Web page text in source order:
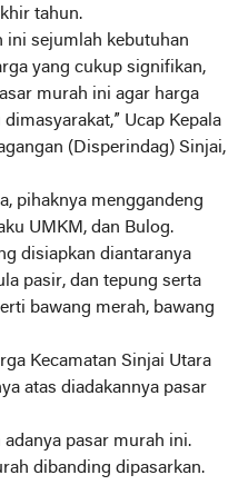
tahun.
ini sejumlah kebutuhan
yang cukup signifikan,
murah ini agar harga
Ucap Kepala
(Disperindag) Sinjai,
pihaknya menggandeng
UMKM, dan Bulog.
disiapkan diantaranya
pasir, dan tepung serta
bawang merah, bawang
Kecamatan Sinjai Utara
atas diadakannya pasar
pasar murah ini.
dibanding dipasarkan.